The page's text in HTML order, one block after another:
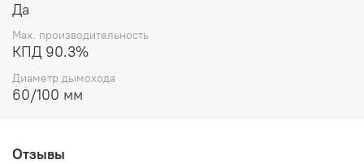
Да
Max. производительность
КПД 90.3%
Диаметр дымохода
60/100 мм
Отзывы